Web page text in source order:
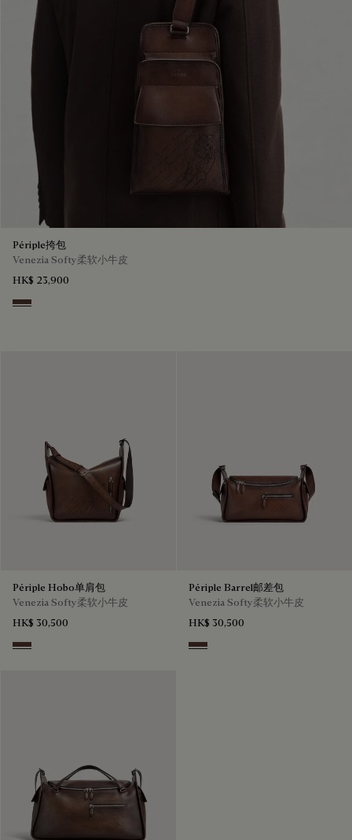
Périple挎包
Venezia Softy柔软小牛皮
HK$ 23,900
Soft Brown
Périple Hobo单肩包
Venezia Softy柔软小牛皮
HK$ 30,500
Soft Brown
Périple Barrel邮差包
Venezia Softy柔软小牛皮
HK$ 30,500
Soft Brown